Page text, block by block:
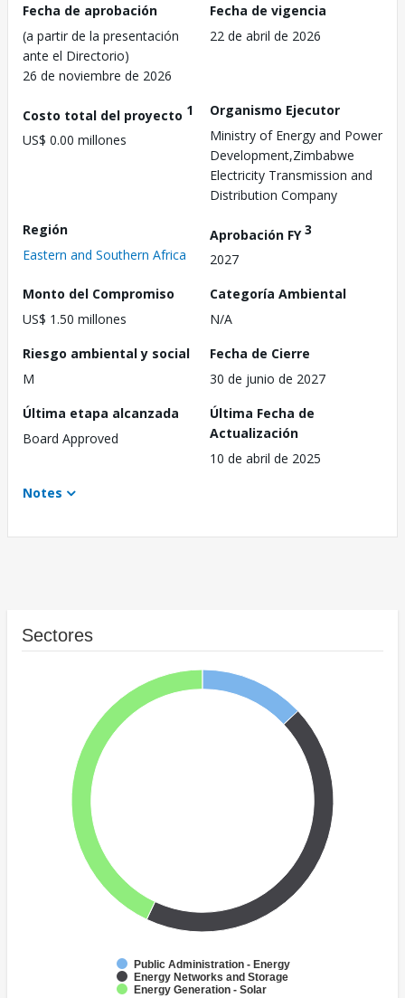
Fecha de aprobación
(a partir de la presentación
ante el Directorio)
26 de noviembre de 2026
Fecha de vigencia
22 de abril de 2026
Costo total del proyecto 1
US$ 0.00 millones
Organismo Ejecutor
Ministry of Energy and Power
Development,Zimbabwe
Electricity Transmission and
Distribution Company
Región
Eastern and Southern Africa
Aprobación FY3
2027
Monto del Compromiso
US$ 1.50 millones
Categoría Ambiental
N/A
Riesgo ambiental y social
M
Fecha de Cierre
30 de junio de 2027
Última etapa alcanzada
Board Approved
Última Fecha de
Actualización
10 de abril de 2025
Notes
Sectores
Public Administration - Energy
Energy Networks and Storage
Energy Generation - Solar